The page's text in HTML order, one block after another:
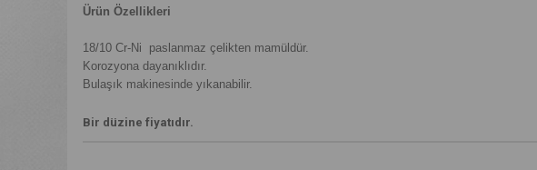
Ürün Özellikleri
18/10 Cr-Ni paslanmaz çelikten mamüldür.
Korozyona dayanıklıdır.
Bulaşık makinesinde yıkanabilir.
Bir düzine fiyatıdır.